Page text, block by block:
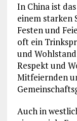
In China ist
einem starken
Festen und
oft ein
und
Respekt und
Mitfeiernden
Auch in